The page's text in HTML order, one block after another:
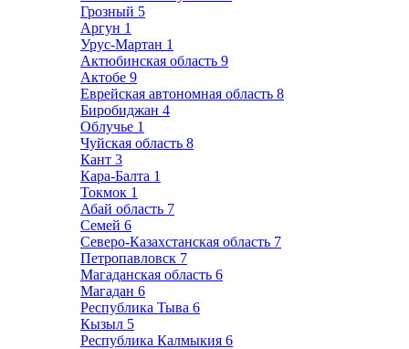
Грозный 5
Аргун 1
Урус-Мартан 1
Актюбинская область 9
Актобе 9
Еврейская автономная область 8
Биробиджан 4
Облучье 1
Чуйская область 8
Кант 3
Кара-Балта 1
Токмок 1
Абай область 7
Семей 6
Северо-Казахстанская область 7
Петропавловск 7
Магаданская область 6
Магадан 6
Республика Тыва 6
Кызыл 5
Республика Калмыкия 6